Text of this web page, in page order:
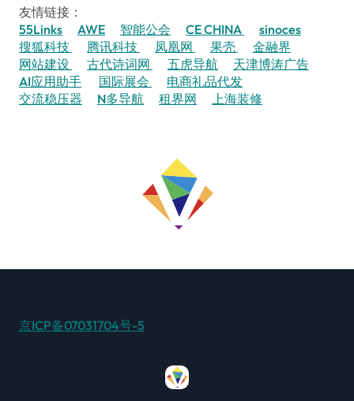
友情链接：
55Links
AWE 智能公会 CE CHINA
sinoces
搜狐科技
腾讯科技 凤凰网 果壳
金融界
网站建设
古代诗词网 五虎导航
天津博涛广告
AI应用助手
国际展会
电商礼品代发
交流稳压器
N多导航 租界网 上海装修
京ICP备07031704号-5